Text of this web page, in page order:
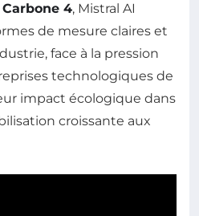
Carbone 4, Mistral AI
de mesure claires et
face à la pression
technologiques de
impact écologique dans
croissante aux